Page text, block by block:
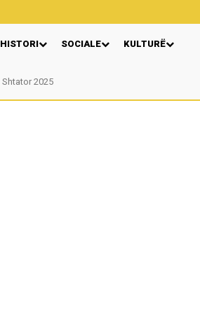
HISTORI SOCIALE KULTURË
2025